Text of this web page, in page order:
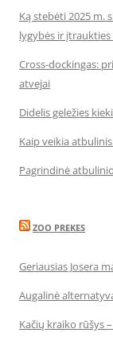
Ką stebėti 2025 m.
lygybės ir
Cross-dockingas:
atvejai
Didelis geležies
Kaip veikia
Pagrindinė
ZOO PREKES
Geriausias Josera
Augalinė
Kačių kraiko rūšys